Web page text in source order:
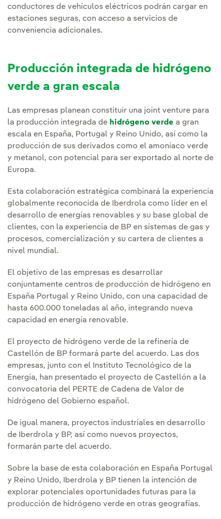
conductores de vehículos eléctricos podrán cargar en
estaciones seguras, con acceso a servicios de
conveniencia adicionales.
Producción integrada de hidrógeno
verde a gran escala
Las empresas planean constituir una joint venture para
la producción integrada de hidrógeno verde a gran
escala en España, Portugal y Reino Unido, así como la
producción de sus derivados como el amoníaco verde
y metanol, con potencial para ser exportado al norte de
Europa.
Esta colaboración estratégica combinará la experiencia
globalmente reconocida de Iberdrola como líder en el
desarrollo de energías renovables y su base global de
clientes, con la experiencia de BP en sistemas de gas y
procesos, comercialización y su cartera de clientes a
nivel mundial.
El objetivo de las empresas es desarrollar
conjuntamente centros de producción de hidrógeno en
España Portugal y Reino Unido, con una capacidad de
hasta 600.000 toneladas al año, integrando nueva
capacidad en energía renovable.
El proyecto de hidrógeno verde de la refinería de
Castellón de BP formará parte del acuerdo. Las dos
empresas, junto con el Instituto Tecnológico de la
Energía, han presentado el proyecto de Castellón a la
convocatoria del PERTE de Cadena de Valor de
hidrógeno del Gobierno español.
De igual manera, proyectos industriales en desarrollo
de Iberdrola y BP, así como nuevos proyectos,
formarán parte del acuerdo.
Sobre la base de esta colaboración en España Portugal
y Reino Unido, Iberdrola y BP tienen la intención de
explorar potenciales oportunidades futuras para la
producción de hidrógeno verde en otras geografías.